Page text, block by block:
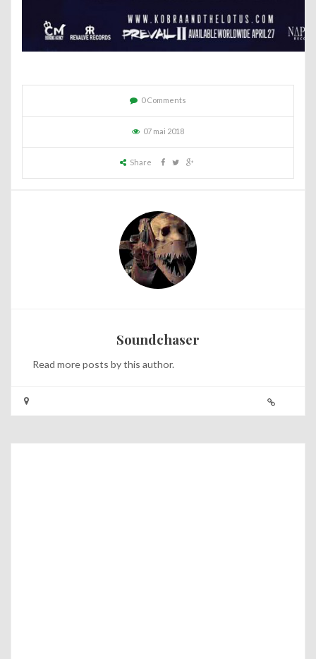
0 Comments
07 mai 2018
Share
Soundchaser
Read more posts by this author.